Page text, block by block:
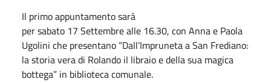
Il primo appuntamento sarà
persabato 17 Settembrealle 16.30, con Anna e Paola
Ugolini che presentano “Dall’Impruneta a San Frediano:
la storia vera di Rolando il libraio e della sua magica
bottega” in biblioteca comunale.